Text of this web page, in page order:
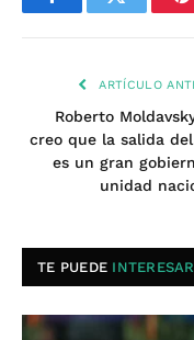
FacebookTwitter
ARTÍCULO
Roberto
creo que la salida
es un gran
unidad
TE PUEDE INTERESAR